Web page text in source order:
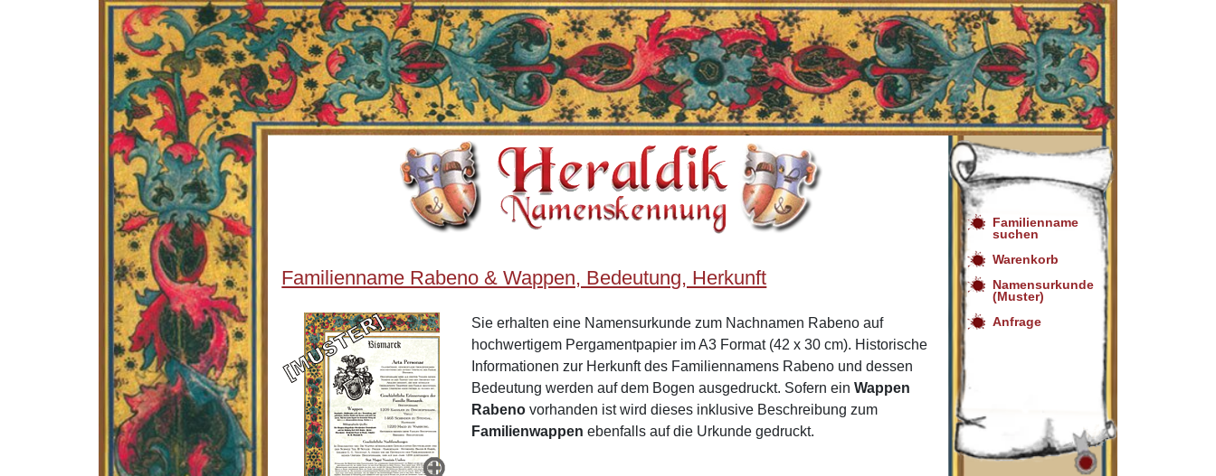
Familienname Rabeno & Wappen, Bedeutung, Herkunft
Sie erhalten eine Namensurkunde zum Nachnamen Rabeno auf
hochwertigem Pergamentpapier im A3 Format (42 x 30 cm). Historische
Informationen zur Herkunft des Familiennamens Rabeno und dessen
Bedeutung werden auf dem Bogen ausgedruckt. Sofern einWappen
Rabeno vorhanden ist wird dieses inklusive Beschreibung zum
Familienwappen ebenfalls auf die Urkunde gedruckt.
Familienname
suchen
Warenkorb
Namensurkunde
(Muster)
Anfrage